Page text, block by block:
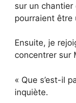
sur un chantier
pourraient être
Ensuite, je
concentrer sur
« Que s’est-il
inquiète.